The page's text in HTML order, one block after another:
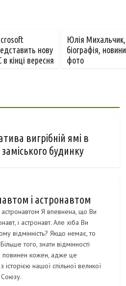
нову
в кінці вересня
Юлія Михальчик,
біографія,
фото
вигрібній ямі в
заміського будинку
і астронавтом
астронавтом Я впевнена, що Ви
і астронавт. Але хіба Ви
відмінність? Якщо немає, то
того, знати відмінності
повинен кожен, адже це
нашої спільної великої
Союзу.